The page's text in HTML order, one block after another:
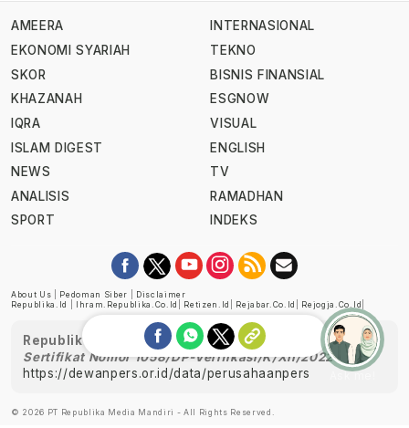
AMEERA
EKONOMI SYARIAH
SKOR
KHAZANAH
IQRA
ISLAM DIGEST
NEWS
ANALISIS
SPORT
INTERNASIONAL
TEKNO
BISNIS FINANSIAL
ESGNOW
VISUAL
ENGLISH
TV
RAMADHAN
INDEKS
About Us Pedoman Siber
Disclaimer
Republika.id
Ihram.republika.co.id Retizen.id Rejabar.co.id Rejogja.co.id
Republika telah diverifikasi oleh Dewan Pers
Sertifikat Nomor 1058/DP-Verifikasi/K/XII/2022
https://dewanpers.or.id/data/perusahaanpers
© 2026 PT Republika Media Mandiri - All Rights Reserved.
Ask me!